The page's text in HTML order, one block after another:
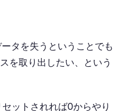
タを失うということでも
を取り出したい、という
ットされれば0からやり